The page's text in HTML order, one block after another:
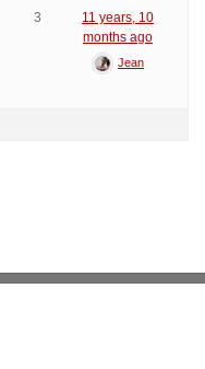
3
11 years, 10
months ago
Jean